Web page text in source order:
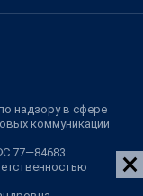
надзору в сфере
коммуникаций
77—84683